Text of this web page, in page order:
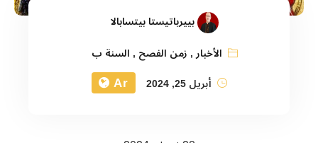
بييرباتيستا بيتسابالا
الأخبار, زمن الفصح , السنة ب
أبريل 25, 2024
Ar